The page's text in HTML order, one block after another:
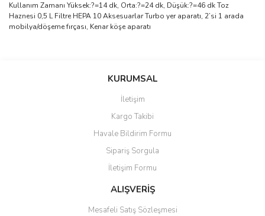
Kullanım Zamanı Yüksek:?=14 dk, Orta:?=24 dk, Düşük:?=46 dk Toz
Haznesi 0,5 L Filtre HEPA 10 Aksesuarlar Turbo yer aparatı, 2’si 1 arada
mobilya/döşeme fırçası, Kenar köşe aparatı
Bu ürüne ilk yorumu siz yapın!
Ürün resmi kalitesiz, bozuk veya görüntülenemiyor.
Ürün açıklamasında eksik bilgiler bulunuyor.
Ürün bilgilerinde hatalar bulunuyor.
Ürün fiyatı diğer sitelerden daha pahalı.
Bu ürüne benzer farklı alternatifler olmalı.
KURUMSAL
İletişim
Kargo Takibi
Havale Bildirim Formu
Sipariş Sorgula
İletişim Formu
ALIŞVERİŞ
Mesafeli Satış Sözleşmesi